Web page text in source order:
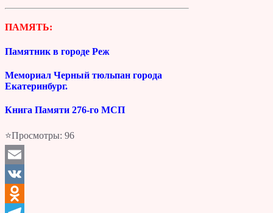
ПАМЯТЬ:
Памятник в городе Реж
Мемориал Черный тюльпан города
Екатеринбург.
Книга Памяти 276-го МСП
⭐Просмотры: 96
Email
VK